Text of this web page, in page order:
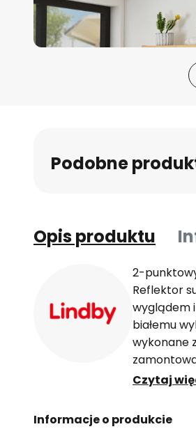
Podobne
Opis produktu
2-
Reflektor
wyglądem
białemu
wykonane
Czytaj
Informacje o produkcie